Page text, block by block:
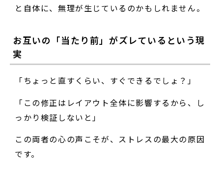
と自体に、無理が生じているのかもしれません。
お互いの「当たり前」がズレているという現
実
「ちょっと直すくらい、すぐできるでしょ？」
「この修正はレイアウト全体に影響するから、し
っかり検証しないと」
この両者の心の声こそが、ストレスの最大の原因
です。